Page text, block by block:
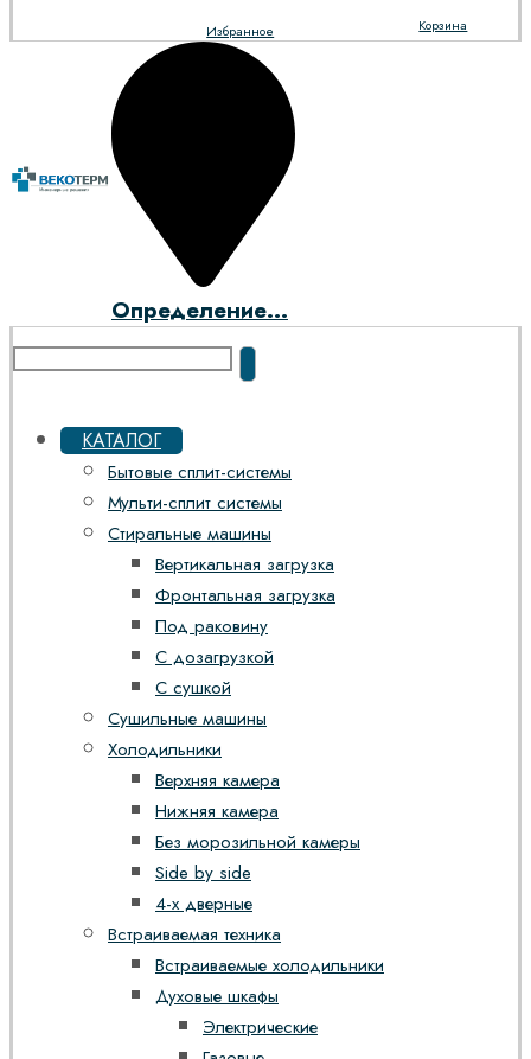
Корзина
Избранное
Определение...
КАТАЛОГ
Бытовые сплит-системы
Мульти-сплит системы
Стиральные машины
Вертикальная загрузка
Фронтальная загрузка
Под раковину
С дозагрузкой
С сушкой
Сушильные машины
Холодильники
Верхняя камера
Нижняя камера
Без морозильной камеры
Side by side
4-х дверные
Встраиваемая техника
Встраиваемые холодильники
Духовые шкафы
Электрические